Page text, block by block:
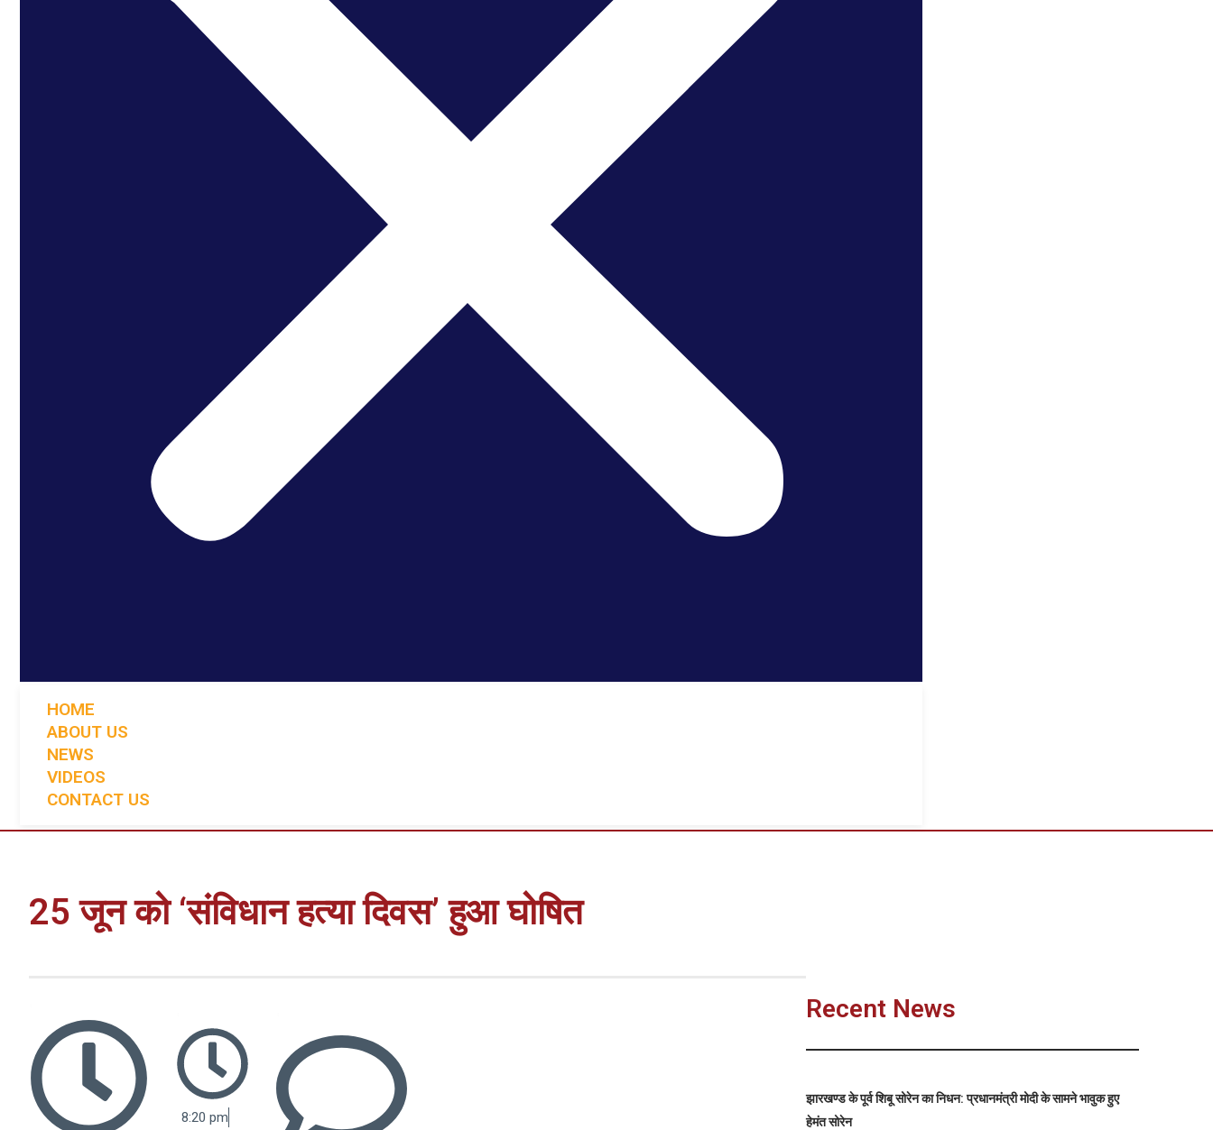
HOME
ABOUT US
NEWS
VIDEOS
CONTACT US
25 जून को ‘संविधान हत्या दिवस’ हुआ घोषित
8:20 pm
Recent News
झारखण्ड के पूर्व शिबू सोरेन का निधन: प्रधानमंत्री मोदी के सामने भावुक हुए
हेमंत सोरेन